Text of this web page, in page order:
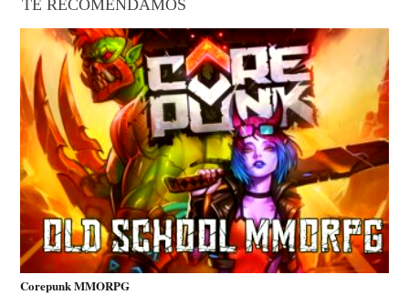
TE RECOMENDAMOS
Corepunk MMORPG